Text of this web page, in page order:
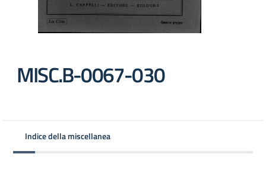
MISC.B-0067-030
Indice della miscellanea